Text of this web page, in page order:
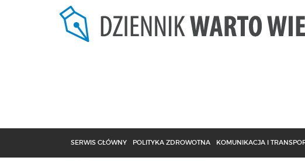
SERWIS GŁÓWNY POLITYKA ZDROWOTNA KOMUNIKACJA I